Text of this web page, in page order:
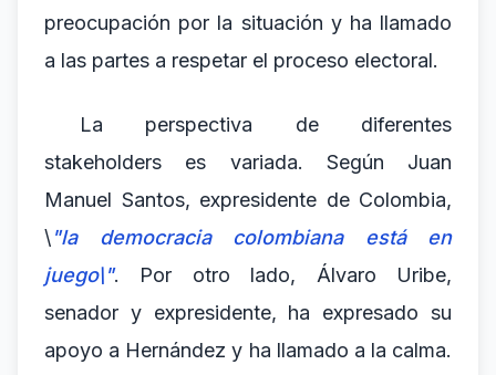
preocupación por la situación y ha llamado
a las partes a respetar el proceso electoral.
La perspectiva de diferentes
stakeholders es variada. Según Juan
Manuel Santos, expresidente de Colombia,
\"la democracia colombiana está en
juego\". Por otro lado, Álvaro Uribe,
senador y expresidente, ha expresado su
apoyo a Hernández y ha llamado a la calma.